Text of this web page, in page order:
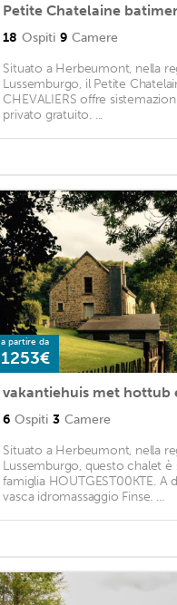
Petite Chatelaine
18 Ospiti 9 Camere
Situato a Herbeumont, nella
Lussemburgo, il Petite
CHEVALIERS offre
privato gratuito. ...
a partire da
1253€
6 Ospiti 3 Camere
Situato a Herbeumont, nella
Lussemburgo, questo chalet
famiglia HOUTGEST00KTE. A
vasca idromassaggio Finse. ...